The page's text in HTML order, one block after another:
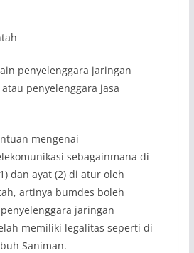
penyelenggara jaringan
penyelenggara jasa
mengenai
sebagainmana di
dan ayat (2) di atur oleh
artinya bumdes boleh
jaringan
memiliki legalitas seperti di
Saniman.